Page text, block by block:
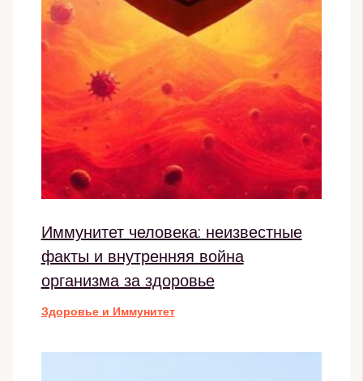
Иммунитет человека: неизвестные
факты и внутренняя война
организма за здоровье
Здоровье и Иммунитет